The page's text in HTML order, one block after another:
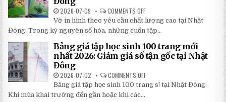
KHI
LẮP
ĐẶT
BỀN
ĐÁNG
ĐẦU
NHẤT
2026
2026-07-09 COMMENTS OFF
CHỈ
24H
ĐỂ
HOÀN
VỞ
IN
HÌNH
YÊU
CHẤT
LƯỢNG
Vở in hình theo yêu cầu chất lượng cao tại Nhật
Đông: Trong kỷ nguyên số hóa, những cuốn tập...
Bảng giá tập học sinh 100 trang mới
nhất 2026: Giảm giá số tận gốc tại Nhật
Đông
2026-07-02 COMMENTS OFF
BẢNG
GIÁ
Bảng giá tập học sinh 100 trang sỉ tại Nhật Đông:
Khi mùa khai trường đến gần hoặc khi các...